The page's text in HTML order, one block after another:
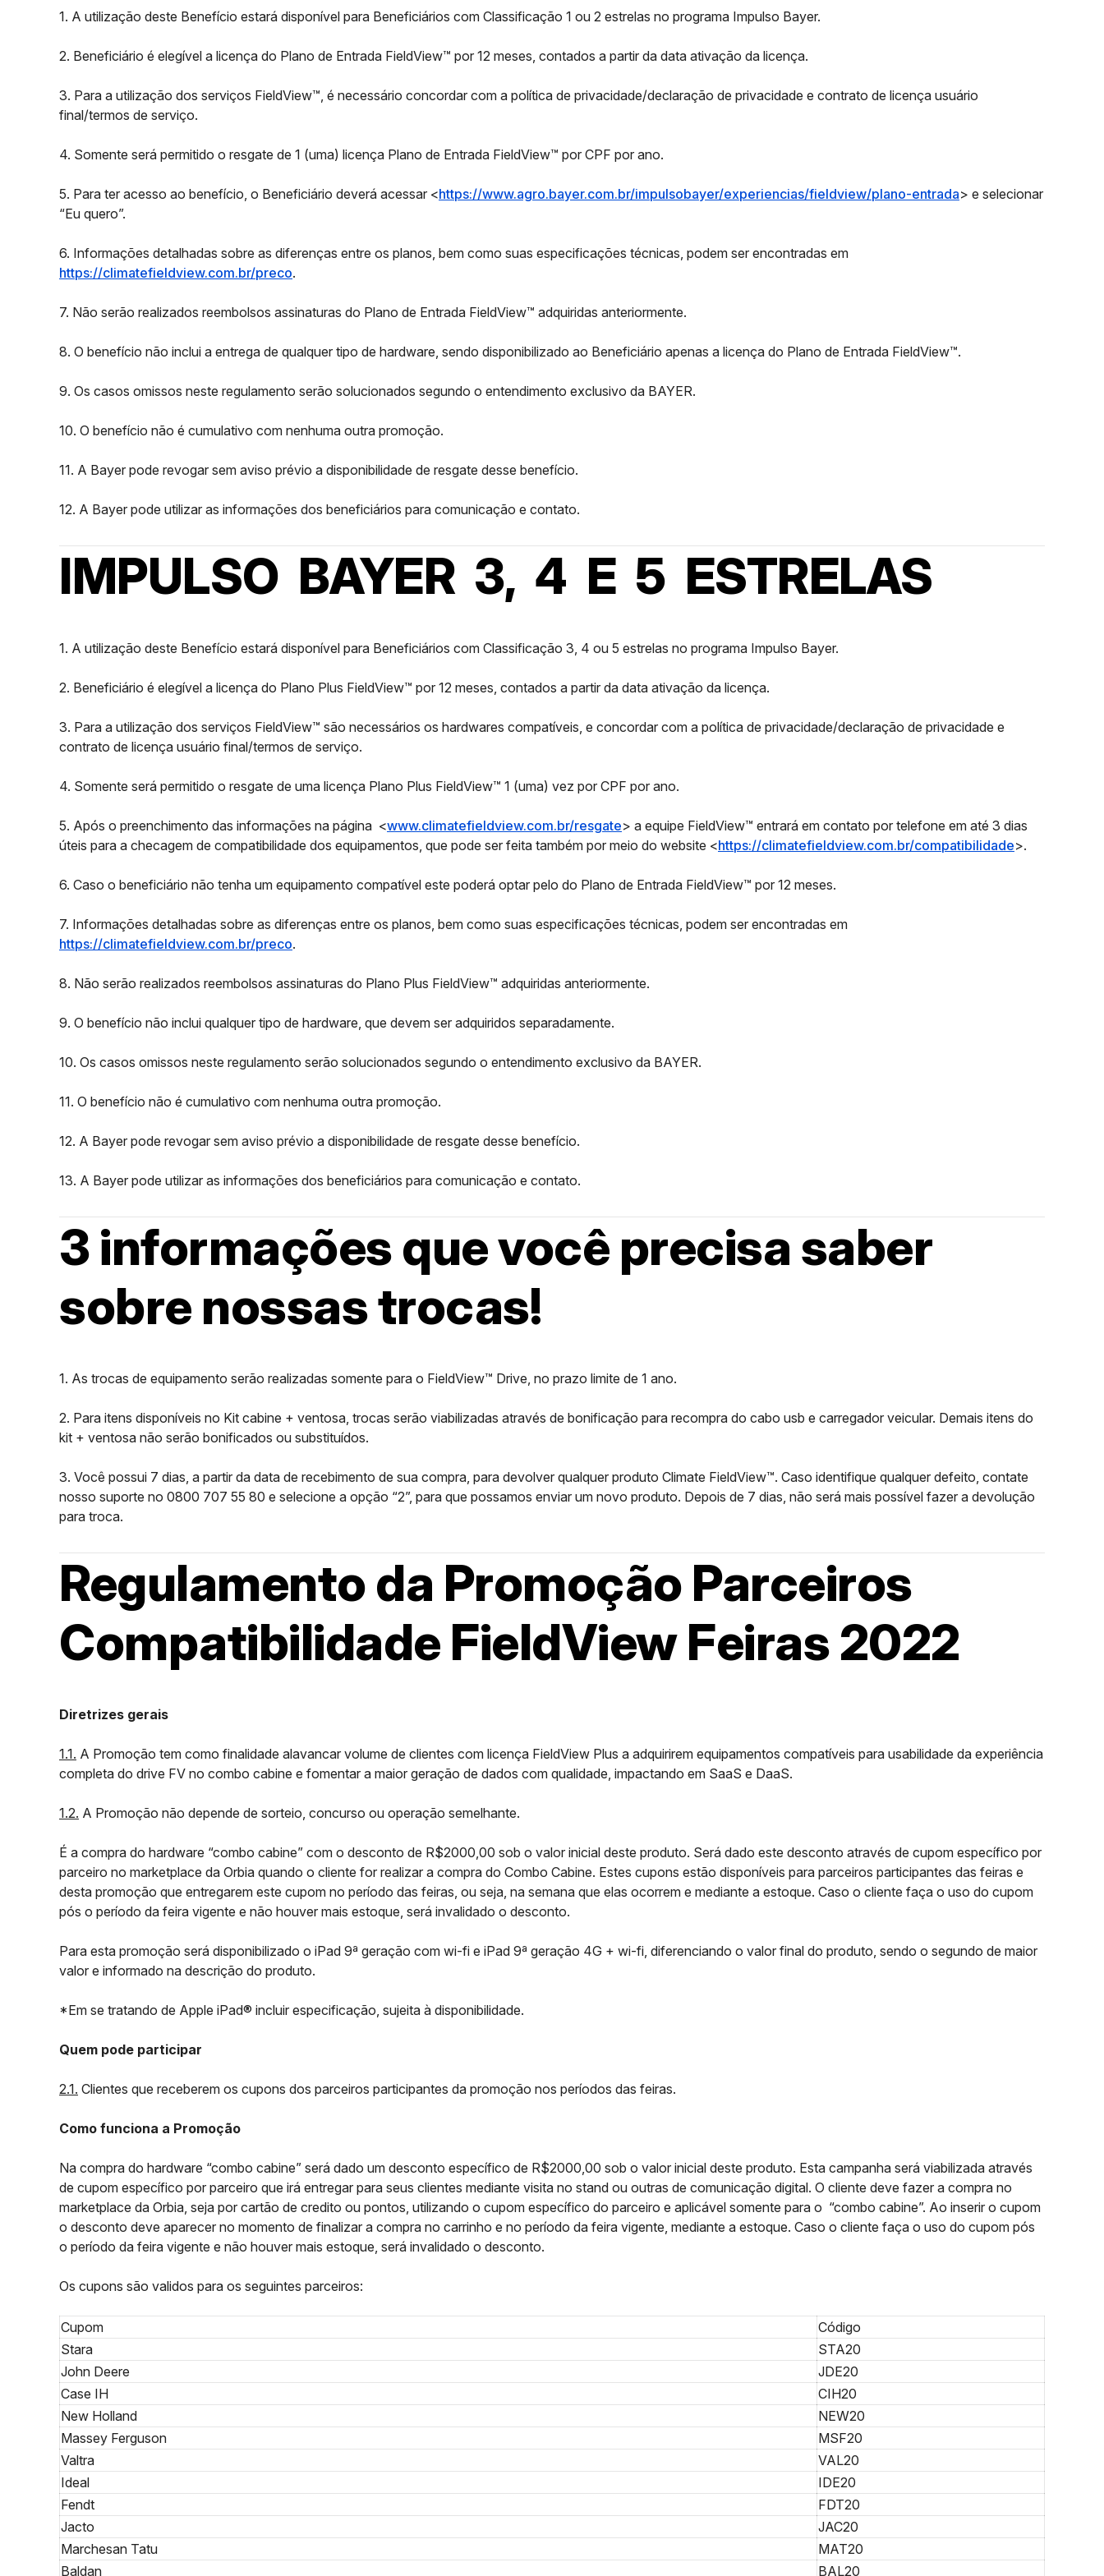
1. A utilização deste Benefício estará disponível para Beneficiários com Classificação 1 ou 2 estrelas no programa Impulso Bayer.
2. Beneficiário é elegível a licença do Plano de Entrada FieldView™ por 12 meses, contados a partir da data ativação da licença.
3. Para a utilização dos serviços FieldView™, é necessário concordar com a política de privacidade/declaração de privacidade e contrato de licença usuário
final/termos de serviço.
4. Somente será permitido o resgate de 1 (uma) licença Plano de Entrada FieldView™ por CPF por ano.
5. Para ter acesso ao benefício, o Beneficiário deverá acessar <https://www.agro.bayer.com.br/impulsobayer/experiencias/fieldview/plano-entrada> e selecionar
“Eu quero”.
6. Informações detalhadas sobre as diferenças entre os planos, bem como suas especificações técnicas, podem ser encontradas em
https://climatefieldview.com.br/preco.
7. Não serão realizados reembolsos assinaturas do Plano de Entrada FieldView™ adquiridas anteriormente.
8. O benefício não inclui a entrega de qualquer tipo de hardware, sendo disponibilizado ao Beneficiário apenas a licença do Plano de Entrada FieldView™.
9. Os casos omissos neste regulamento serão solucionados segundo o entendimento exclusivo da BAYER.
10. O benefício não é cumulativo com nenhuma outra promoção.
11. A Bayer pode revogar sem aviso prévio a disponibilidade de resgate desse benefício.
12. A Bayer pode utilizar as informações dos beneficiários para comunicação e contato.
IMPULSO BAYER 3, 4 E 5 ESTRELAS
1. A utilização deste Benefício estará disponível para Beneficiários com Classificação 3, 4 ou 5 estrelas no programa Impulso Bayer.
2. Beneficiário é elegível a licença do Plano Plus FieldView™ por 12 meses, contados a partir da data ativação da licença.
3. Para a utilização dos serviços FieldView™ são necessários os hardwares compatíveis, e concordar com a política de privacidade/declaração de privacidade e
contrato de licença usuário final/termos de serviço.
4. Somente será permitido o resgate de uma licença Plano Plus FieldView™ 1 (uma) vez por CPF por ano.
5. Após o preenchimento das informações na página <www.climatefieldview.com.br/resgate> a equipe FieldView™ entrará em contato por telefone em até 3 dias
úteis para a checagem de compatibilidade dos equipamentos, que pode ser feita também por meio do website <https://climatefieldview.com.br/compatibilidade>.
6. Caso o beneficiário não tenha um equipamento compatível este poderá optar pelo do Plano de Entrada FieldView™ por 12 meses.
7. Informações detalhadas sobre as diferenças entre os planos, bem como suas especificações técnicas, podem ser encontradas em
https://climatefieldview.com.br/preco.
8. Não serão realizados reembolsos assinaturas do Plano Plus FieldView™ adquiridas anteriormente.
9. O benefício não inclui qualquer tipo de hardware, que devem ser adquiridos separadamente.
10. Os casos omissos neste regulamento serão solucionados segundo o entendimento exclusivo da BAYER.
11. O benefício não é cumulativo com nenhuma outra promoção.
12. A Bayer pode revogar sem aviso prévio a disponibilidade de resgate desse benefício.
13. A Bayer pode utilizar as informações dos beneficiários para comunicação e contato.
3 informações que você precisa saber
sobre nossas trocas!
1. As trocas de equipamento serão realizadas somente para o FieldView™ Drive, no prazo limite de 1 ano.
2. Para itens disponíveis no Kit cabine + ventosa, trocas serão viabilizadas através de bonificação para recompra do cabo usb e carregador veicular. Demais itens do
kit + ventosa não serão bonificados ou substituídos.
3. Você possui 7 dias, a partir da data de recebimento de sua compra, para devolver qualquer produto Climate FieldView™. Caso identifique qualquer defeito, contate
nosso suporte no 0800 707 55 80 e selecione a opção “2”, para que possamos enviar um novo produto. Depois de 7 dias, não será mais possível fazer a devolução
para troca.
Regulamento da Promoção Parceiros
Compatibilidade FieldView Feiras 2022
Diretrizes gerais
1.1. A Promoção tem como finalidade alavancar volume de clientes com licença FieldView Plus a adquirirem equipamentos compatíveis para usabilidade da experiência
completa do drive FV no combo cabine e fomentar a maior geração de dados com qualidade, impactando em SaaS e DaaS.
1.2. A Promoção não depende de sorteio, concurso ou operação semelhante.
É a compra do hardware “combo cabine” com o desconto de R$2000,00 sob o valor inicial deste produto. Será dado este desconto através de cupom específico por
parceiro no marketplace da Orbia quando o cliente for realizar a compra do Combo Cabine. Estes cupons estão disponíveis para parceiros participantes das feiras e
desta promoção que entregarem este cupom no período das feiras, ou seja, na semana que elas ocorrem e mediante a estoque. Caso o cliente faça o uso do cupom
pós o período da feira vigente e não houver mais estoque, será invalidado o desconto.
Para esta promoção será disponibilizado o iPad 9ª geração com wi-fi e iPad 9ª geração 4G + wi-fi, diferenciando o valor final do produto, sendo o segundo de maior
valor e informado na descrição do produto.
*Em se tratando de Apple iPad® incluir especificação, sujeita à disponibilidade.
Quem pode participar
2.1. Clientes que receberem os cupons dos parceiros participantes da promoção nos períodos das feiras.
Como funciona a Promoção
Na compra do hardware “combo cabine” será dado um desconto específico de R$2000,00 sob o valor inicial deste produto. Esta campanha será viabilizada através
de cupom específico por parceiro que irá entregar para seus clientes mediante visita no stand ou outras de comunicação digital. O cliente deve fazer a compra no
marketplace da Orbia, seja por cartão de credito ou pontos, utilizando o cupom específico do parceiro e aplicável somente para o “combo cabine”. Ao inserir o cupom
o desconto deve aparecer no momento de finalizar a compra no carrinho e no período da feira vigente, mediante a estoque. Caso o cliente faça o uso do cupom pós
o período da feira vigente e não houver mais estoque, será invalidado o desconto.
Os cupons são validos para os seguintes parceiros:
Cupom
Código
Stara
STA20
John Deere
JDE20
Case IH
CIH20
New Holland
NEW20
Massey Ferguson
MSF20
Valtra
VAL20
Ideal
IDE20
Fendt
FDT20
Jacto
JAC20
Marchesan Tatu
MAT20
Baldan
BAL20